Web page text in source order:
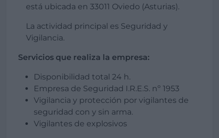
está ubicada en 33011 Oviedo (Asturias).
La actividad principal es Seguridad y
Vigilancia.
Servicios que realiza la empresa:
Disponibilidad total 24 h.
Empresa de Seguridad I.R.E.S. nº 1953
Vigilancia y protección por vigilantes de
seguridad con y sin arma.
Vigilantes de explosivos